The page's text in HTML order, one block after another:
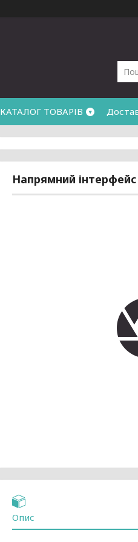
КАТАЛОГ ТОВАРІВ
Напрямний інтерфейс
Опис